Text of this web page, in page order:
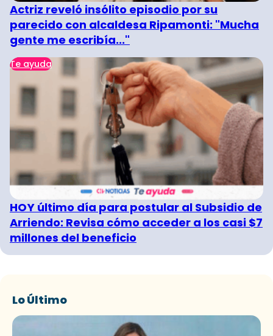
Actriz reveló insólito episodio por su
parecido con alcaldesa Ripamonti: "Mucha
gente me escribía..."
Te ayuda
HOY último día para postular al Subsidio de
Arriendo: Revisa cómo acceder a los casi $7
millones del beneficio
Lo Último